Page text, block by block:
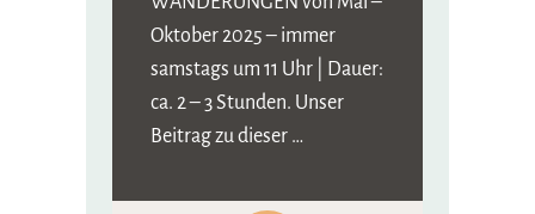
Oktober 2025 – immer
samstags um 11 Uhr | Dauer:
ca. 2 – 3 Stunden. Unser
Beitrag zu dieser …